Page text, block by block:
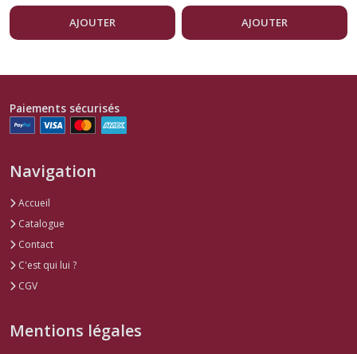
AJOUTER AJOUTER
Paiements sécurisés
Navigation
Accueil
Catalogue
Contact
C'est qui lui ?
CGV
Mentions légales